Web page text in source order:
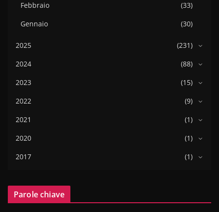
Febbraio
(33)
Gennaio
(30)
2025
(231)
2024
(88)
2023
(15)
2022
(9)
2021
(1)
2020
(1)
2017
(1)
Parole chiave